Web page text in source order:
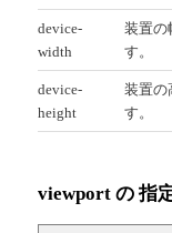
device-
width
装置の
す。
device-
height
装置の
す。
viewport の 指